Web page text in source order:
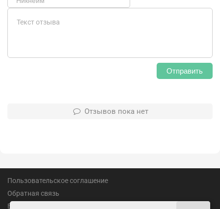
Отправить
Отзывов пока нет
Пользовательское соглашение
Обратная связь
Вакансии